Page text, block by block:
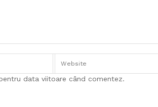
data viitoare când comentez.